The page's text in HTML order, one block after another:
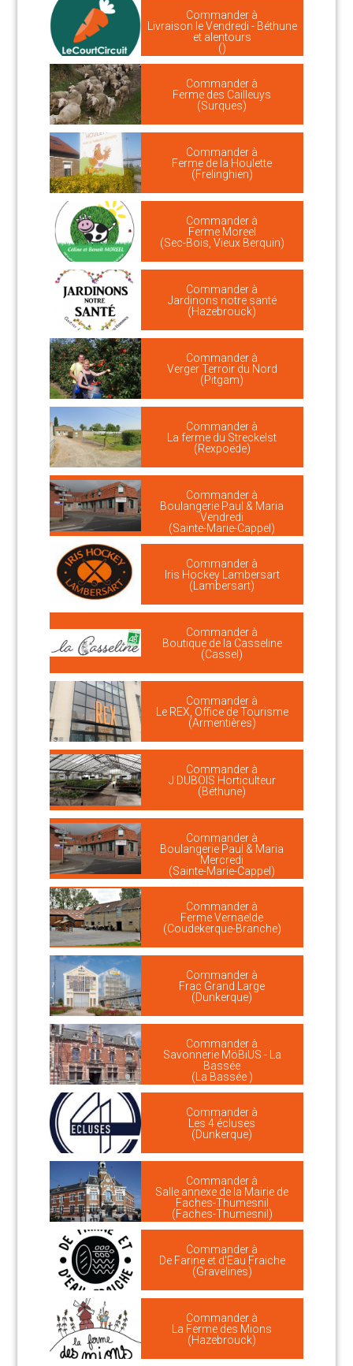
Commander à
Livraison le Vendredi - Béthune
et alentours
()
Commander à
Ferme des Cailleuys
(Surques)
Commander à
Ferme de la Houlette
(Frelinghien)
Commander à
Ferme Moreel
(Sec-Bois, Vieux Berquin)
Commander à
Jardinons notre santé
(Hazebrouck)
Commander à
Verger Terroir du Nord
(Pitgam)
Commander à
La ferme du Streckelst
(Rexpoëde)
Commander à
Boulangerie Paul & Maria
Vendredi
(Sainte-Marie-Cappel)
Commander à
Iris Hockey Lambersart
(Lambersart)
Commander à
Boutique de la Casseline
(Cassel)
Commander à
Le REX, Office de Tourisme
(Armentières)
Commander à
J DUBOIS Horticulteur
(Béthune)
Commander à
Boulangerie Paul & Maria
Mercredi
(Sainte-Marie-Cappel)
Commander à
Ferme Vernaelde
(Coudekerque-Branche)
Commander à
Frac Grand Large
(Dunkerque)
Commander à
Savonnerie MöBiUS - La
Bassée
(La Bassée )
Commander à
Les 4 écluses
(Dunkerque)
Commander à
Salle annexe de la Mairie de
Faches-Thumesnil
(Faches-Thumesnil)
Commander à
De Farine et d'Eau Fraiche
(Gravelines)
Commander à
La Ferme des Mions
(Hazebrouck)